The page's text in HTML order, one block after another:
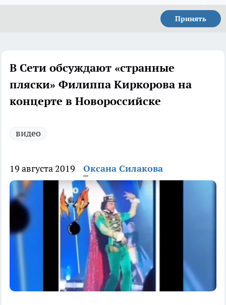
Принять
В Сети обсуждают «странные
пляски» Филиппа Киркорова на
концерте в Новороссийске
видео
19 августа 2019 Оксана Силакова